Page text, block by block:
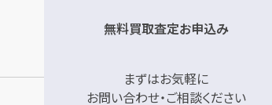
無料買取査定お申込み
まずはお気軽に
お問い合わせ・ご相談ください